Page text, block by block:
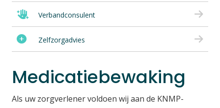
Verbandconsulent
Zelfzorgadvies
Medicatiebewaking
Als uw zorgverlener voldoen wij aan de KNMP-